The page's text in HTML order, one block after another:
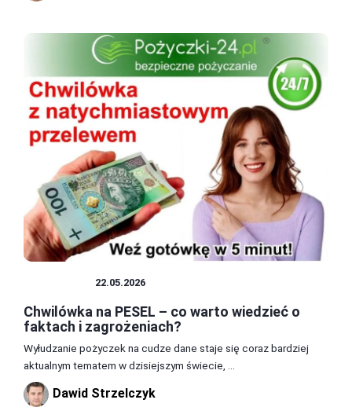
22.05.2026
Chwilówka na PESEL – co warto wiedzieć o
faktach i zagrożeniach?
Wyłudzanie pożyczek na cudze dane staje się coraz bardziej
aktualnym tematem w dzisiejszym świecie, ...
Dawid Strzelczyk